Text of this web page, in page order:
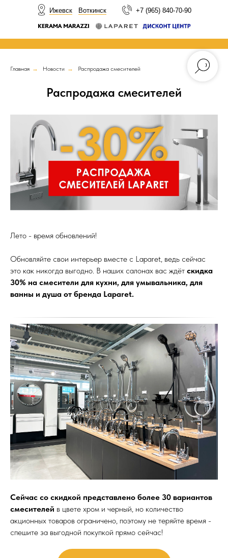
+7 (965) 840-70-90
Ижевск Воткинск
Главная → Новости → Распродажа смесителей
Распродажа смесителей
Лето - время обновлений!
Обновляйте свои интерьер вместе с Laparet, ведь сейчас
это как никогда выгодно. В наших салонах вас ждёт скидка
30% на смесители для кухни, для умывальника, для
ванны и душа от бренда Laparet.
Сейчас со скидкой представлено более 30 вариантов
смесителей в цвете хром и черный, но количество
акционных товаров ограничено, поэтому не теряйте время -
спешите за выгодной покупкой прямо сейчас!